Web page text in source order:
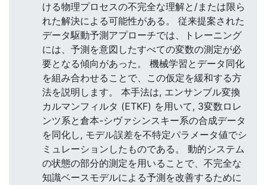
ける物理プロセスの不完全な理解と/または限ら
れた解決による可能性がある。 従来提案された
データ駆動予測アプローチでは、トレーニング
には、予測を意図したすべての変数の測定が必
要となる傾向があった。 機械学習とデータ同化
を組み合わせることで、この仮定を緩和する方
法を説明します。 本手法は, エンサンブル変換
カルマンフィルタ (ETKF) を用いて, 3変数ロレ
ンツ系と倉本-シヴァシンスキー系の合成データ
を同化し, モデル誤差を不特定パラメータ値でシ
ミュレーションしたものである。 動的システム
の状態の部分的測定を用いることで、不完全な
知識ベースモデルによる予測を改善するために